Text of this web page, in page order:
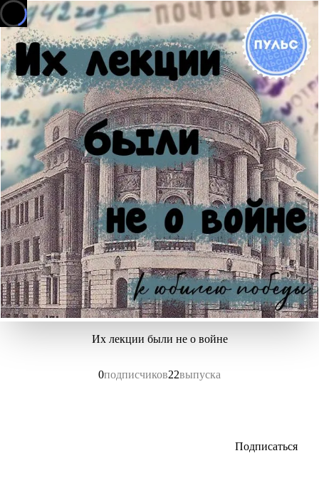
Их лекции были не о войне
0подписчиков22выпуска
Подписаться